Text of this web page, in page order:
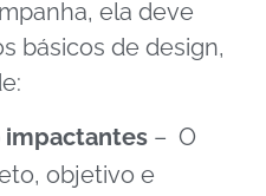
ela deve
básicos de design,
– O
objetivo e